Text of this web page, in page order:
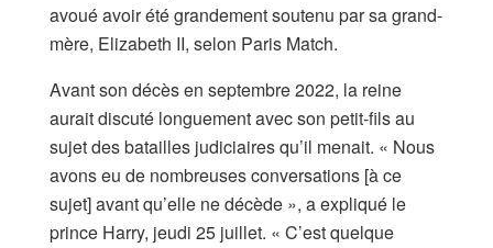
avoué avoir été grandement soutenu par sa grand-
mère, Elizabeth II, selon Paris Match.
Avant son décès en septembre 2022, la reine
aurait discuté longuement avec son petit-fils au
sujet des batailles judiciaires qu’il menait. « Nous
avons eu de nombreuses conversations [à ce
sujet] avant qu’elle ne décède », a expliqué le
prince Harry, jeudi 25 juillet. « C’est quelque